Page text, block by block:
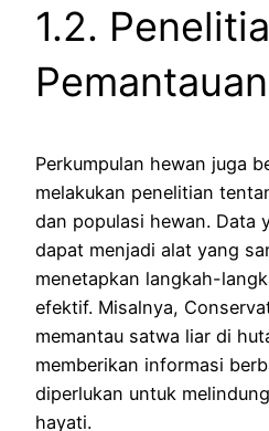
1.2.
Pemantauan
Perkumpulan hewan juga
melakukan penelitian
dan populasi hewan. Data
dapat menjadi alat yang
menetapkan langkah-
efektif. Misalnya,
memantau satwa liar di
memberikan informasi
diperlukan untuk
hayati.